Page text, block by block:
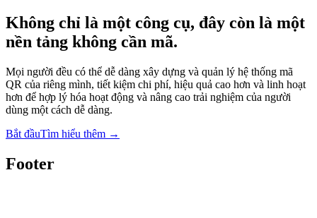
Không chỉ là một công cụ, đây còn là một
nền tảng không cần mã.
Mọi người đều có thể dễ dàng xây dựng và quản lý hệ thống mã
QR của riêng mình, tiết kiệm chi phí, hiệu quả cao hơn và linh hoạt
hơn để hợp lý hóa hoạt động và nâng cao trải nghiệm của người
dùng một cách dễ dàng.
Bắt đầuTìm hiểu thêm →
Footer